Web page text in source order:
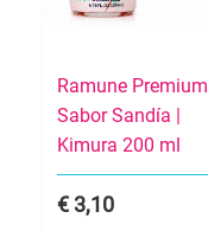
Ramune Premium
Sabor Sandía |
Kimura 200 ml
3,10